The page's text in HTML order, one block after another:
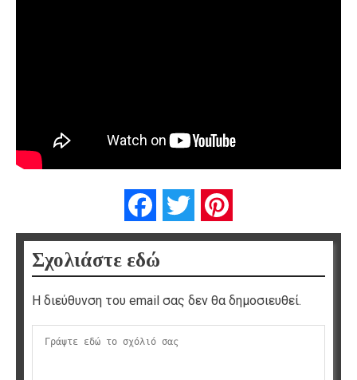
FacebookTwitter
Σχολιάστε εδώ
Η διεύθυνση του email σας δεν θα δημοσιευθεί.